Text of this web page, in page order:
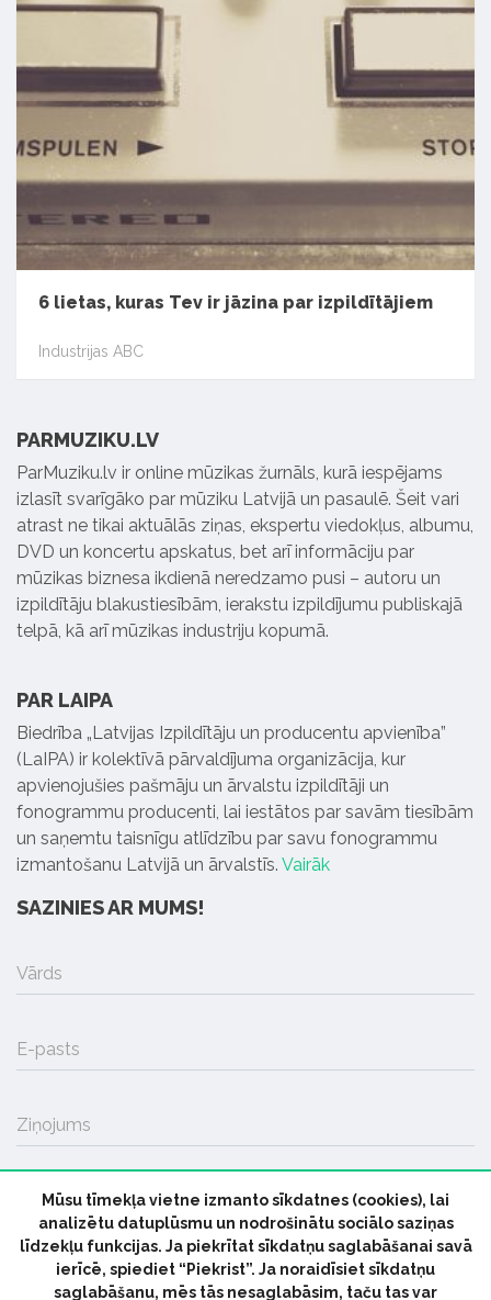
6 lietas, kuras Tev ir jāzina par izpildītājiem
Industrijas ABC
PARMUZIKU.LV
ParMuziku.lv ir online mūzikas žurnāls, kurā iespējams
izlasīt svarīgāko par mūziku Latvijā un pasaulē. Šeit vari
atrast ne tikai aktuālās ziņas, ekspertu viedokļus, albumu,
DVD un koncertu apskatus, bet arī informāciju par
mūzikas biznesa ikdienā neredzamo pusi – autoru un
izpildītāju blakustiesībām, ierakstu izpildījumu publiskajā
telpā, kā arī mūzikas industriju kopumā.
PAR LAIPA
Biedrība „Latvijas Izpildītāju un producentu apvienība”
(LaIPA) ir kolektīvā pārvaldījuma organizācija, kur
apvienojušies pašmāju un ārvalstu izpildītāji un
fonogrammu producenti, lai iestātos par savām tiesībām
un saņemtu taisnīgu atlīdzību par savu fonogrammu
izmantošanu Latvijā un ārvalstīs. Vairāk
SAZINIES AR MUMS!
Vārds
E-pasts
Ziņojums
SŪTĪT
Mūsu tīmekļa vietne izmanto sīkdatnes (cookies), lai
analizētu datuplūsmu un nodrošinātu sociālo saziņas
līdzekļu funkcijas. Ja piekrītat sīkdatņu saglabāšanai savā
ierīcē, spiediet “Piekrist”. Ja noraidīsiet sīkdatņu
saglabāšanu, mēs tās nesaglabāsim, taču tas var